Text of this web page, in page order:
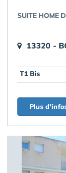
SUITE HOME
13320 -
T1 Bis
Plus